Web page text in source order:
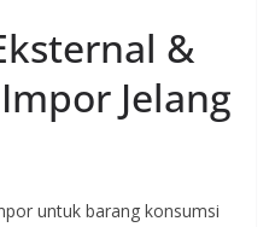
&
Jelang
untuk barang konsumsi